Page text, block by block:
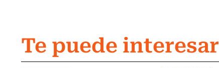
Te puede interesar